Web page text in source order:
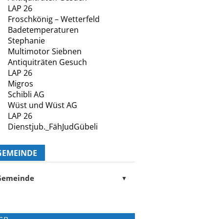
LAP 26
Froschkönig – Wetterfeld
Badetemperaturen
Stephanie
Multimotor Siebnen
Antiquiträten Gesuch
LAP 26
Migros
Schibli AG
Wüst und Wüst AG
LAP 26
Dienstjub._FähJudGübeli
▼